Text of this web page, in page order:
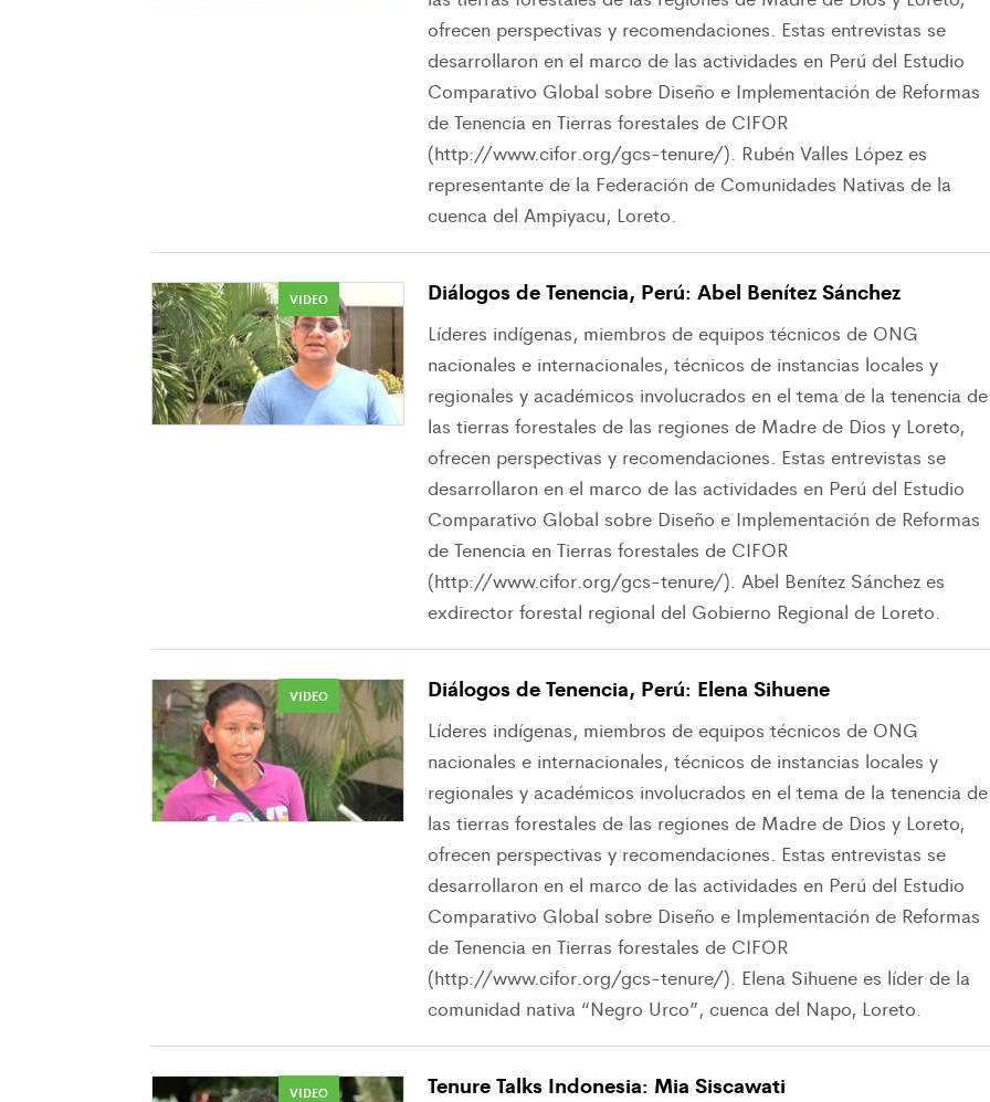
ofrecen perspectivas y recomendaciones. Estas entrevistas se
desarrollaron en el marco de las actividades en Perú del Estudio
Comparativo Global sobre Diseño e Implementación de Reformas
de Tenencia en Tierras forestales de CIFOR
(http://www.cifor.org/gcs-tenure/). Rubén Valles López es
representante de la Federación de Comunidades Nativas de la
cuenca del Ampiyacu, Loreto.
VIDEO Diálogos de Tenencia, Perú: Abel Benítez Sánchez
Líderes indígenas, miembros de equipos técnicos de ONG
nacionales e internacionales, técnicos de instancias locales y
regionales y académicos involucrados en el tema de la tenencia de
las tierras forestales de las regiones de Madre de Dios y Loreto,
ofrecen perspectivas y recomendaciones. Estas entrevistas se
desarrollaron en el marco de las actividades en Perú del Estudio
Comparativo Global sobre Diseño e Implementación de Reformas
de Tenencia en Tierras forestales de CIFOR
(http://www.cifor.org/gcs-tenure/). Abel Benítez Sánchez es
exdirector forestal regional del Gobierno Regional de Loreto.
VIDEO Diálogos de Tenencia, Perú: Elena Sihuene
Líderes indígenas, miembros de equipos técnicos de ONG
nacionales e internacionales, técnicos de instancias locales y
regionales y académicos involucrados en el tema de la tenencia de
las tierras forestales de las regiones de Madre de Dios y Loreto,
ofrecen perspectivas y recomendaciones. Estas entrevistas se
desarrollaron en el marco de las actividades en Perú del Estudio
Comparativo Global sobre Diseño e Implementación de Reformas
de Tenencia en Tierras forestales de CIFOR
(http://www.cifor.org/gcs-tenure/). Elena Sihuene es líder de la
comunidad nativa “Negro Urco”, cuenca del Napo, Loreto.
VIDEO Tenure Talks Indonesia: Mia Siscawati